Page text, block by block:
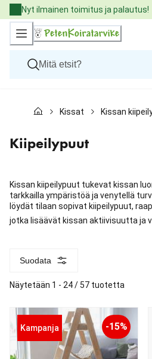
Skip
to
Content
Nyt ilmainen toimitus ja palautus!
Kissat
Eläinlääkäriruoat
Tuotemerkit
Palvelut
Kissat
Kiipeilypuut
Kissan kiipeilypuut tukevat kissan
tarkkailla ympäristöä ja venytellä
löydät tilaan sopivat kiipeilypuut,
jotka lisäävät kissan aktiivisuutta ja
Suodata
Näytetään 1 - 24 / 57 tuotetta
Kampanja -15%